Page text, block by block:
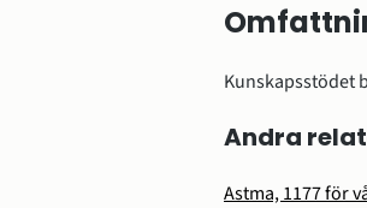
Kunskapsstödet
Andra
Astma, 1177 för